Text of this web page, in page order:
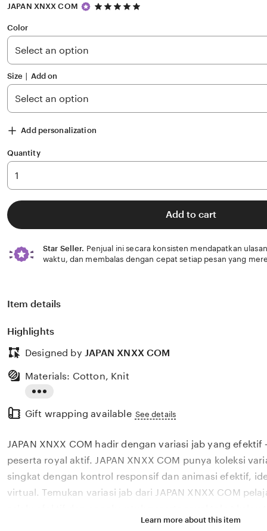
JAPAN XNXX COM
5
5
Color
Size ∣ Add on
Add personalization
Quantity
Add to cart
Star Seller. Penjual ini secara konsisten mendapatkan
waktu, dan membalas dengan cepat setiap pesan yang
Item details
Highlights
Designed by JAPAN XNXX COM
the
description
Materials: Cotton, Knit
Gift wrapping available See details
JAPAN XNXX COM hadir dengan variasi jab yang
peserta royal aktif. JAPAN XNXX COM punya koleksi
singkat dengan kontrol responsif dan animasi efektif,
virtual. Temukan variasi jab dari JAPAN XNXX COM
second hand antusias dengan lane centering
Learn more about this item